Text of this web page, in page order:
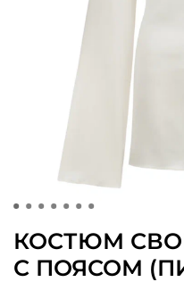
КОСТЮМ
С ПОЯСОМ